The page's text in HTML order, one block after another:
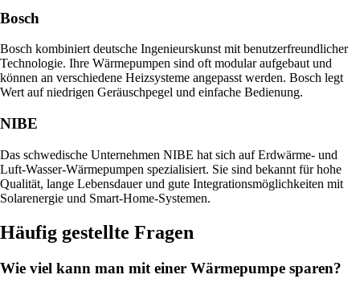
Bosch
Bosch kombiniert deutsche Ingenieurskunst mit benutzerfreundlicher
Technologie. Ihre Wärmepumpen sind oft modular aufgebaut und
können an verschiedene Heizsysteme angepasst werden. Bosch legt
Wert auf niedrigen Geräuschpegel und einfache Bedienung.
NIBE
Das schwedische Unternehmen NIBE hat sich auf Erdwärme- und
Luft-Wasser-Wärmepumpen spezialisiert. Sie sind bekannt für hohe
Qualität, lange Lebensdauer und gute Integrationsmöglichkeiten mit
Solarenergie und Smart-Home-Systemen.
Häufig gestellte Fragen
Wie viel kann man mit einer Wärmepumpe sparen?